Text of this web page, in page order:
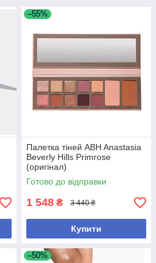
–55%
Палетка тіней ABH Anastasia
Beverly Hills Primrose
(оригінал)
Готово до відправки
1 548 ₴ 3 440 ₴
Купити
–50%